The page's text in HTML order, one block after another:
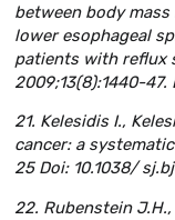
between body
lower esophageal
patients with reflux
2009;13(8):1440-47.
21. Kelesidis I.,
cancer: a
25 Doi: 10.1038/
22. Rubenstein